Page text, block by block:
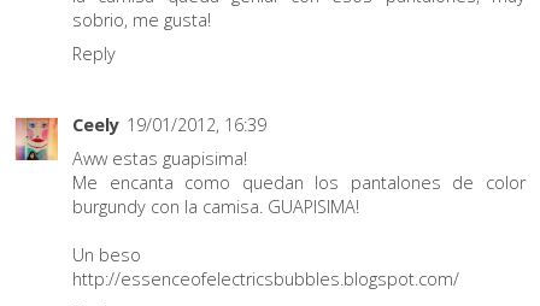
sobrio, me gusta!
Reply
Ceely 19/01/2012, 16:39
Aww estas guapisima!
Me encanta como quedan los pantalones de color
burgundy con la camisa. GUAPISIMA!
Un beso
http://essenceofelectricsbubbles.blogspot.com/